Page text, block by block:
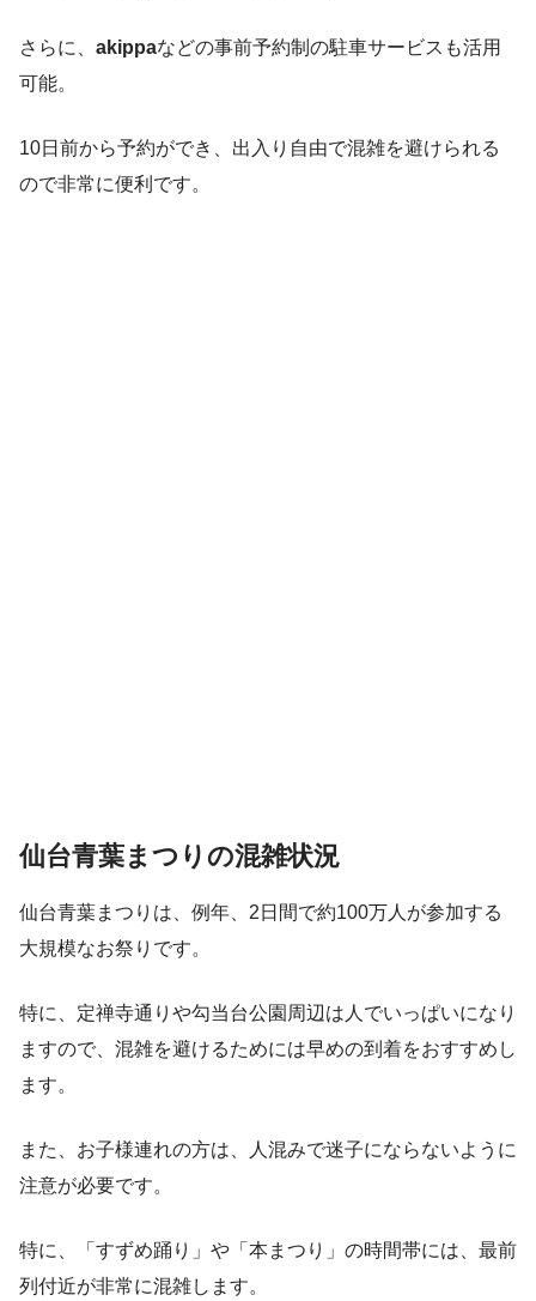
さらに、 akippaなどの事前予約制の駐車サービスも活用
可能。
10日前から予約ができ、出入り自由で混雑を避けられる
ので非常に便利です。
仙台青葉まつりの混雑状況
仙台青葉まつりは、例年、2日間で約100万人が参加する
大規模なお祭りです。
特に、定禅寺通りや勾当台公園周辺は人でいっぱいになり
ますので、混雑を避けるためには早めの到着をおすすめし
ます。
また、お子様連れの方は、人混みで迷子にならないように
注意が必要です。
特に、「すずめ踊り」や「本まつり」の時間帯には、最前
列付近が非常に混雑します。